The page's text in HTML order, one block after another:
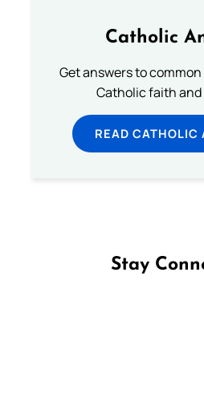
Catholic
Get answers to
Catholic faith
READ CATHOLIC
Stay